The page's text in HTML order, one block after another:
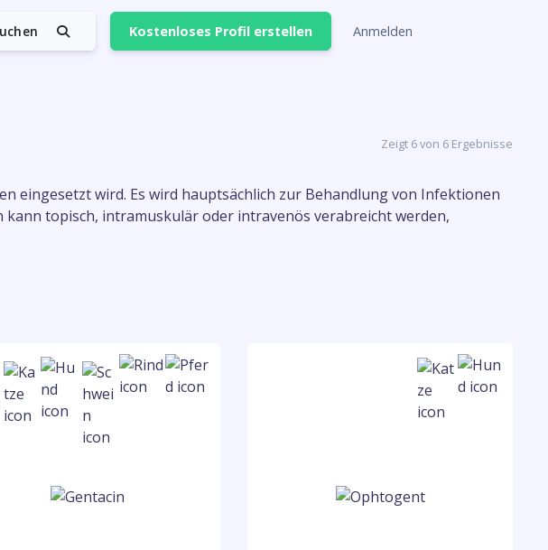
Kostenloses Profil erstellen Anmelden
Zeigt 6 von 6 Ergebnisse
eingesetzt wird. Es wird hauptsächlich zur Behandlung von Infektionen
topisch, intramuskulär oder intravenös verabreicht werden,